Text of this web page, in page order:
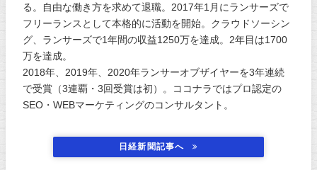
る。自由な働き方を求めて退職。2017年1月にランサーズで
フリーランスとして本格的に活動を開始。クラウドソーシン
グ、ランサーズで1年間の収益1250万を達成。2年目は1700
万を達成。
2018年、2019年、2020年ランサーオブザイヤーを3年連続
で受賞（3連覇・3回受賞は初）。ココナラではプロ認定の
SEO・WEBマーケティングのコンサルタント。
日経新聞記事へ